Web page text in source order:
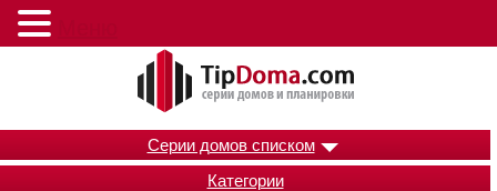
Серии домов списком
Категории